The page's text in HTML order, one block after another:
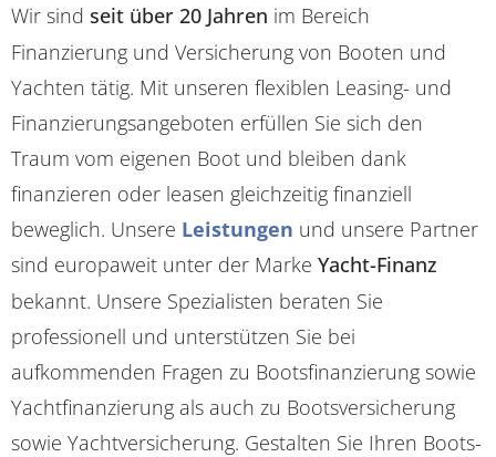
Wir sind seit über 20 Jahren im Bereich
Finanzierung und Versicherung von Booten und
Yachten tätig. Mit unseren flexiblen Leasing- und
Finanzierungsangeboten erfüllen Sie sich den
Traum vom eigenen Boot und bleiben dank
finanzieren oder leasen gleichzeitig finanziell
beweglich. Unsere Leistungen und unsere Partner
sind europaweit unter der Marke Yacht-Finanz
bekannt. Unsere Spezialisten beraten Sie
professionell und unterstützen Sie bei
aufkommenden Fragen zu Bootsfinanzierung sowie
Yachtfinanzierung als auch zu Bootsversicherung
sowie Yachtversicherung. Gestalten Sie Ihren Boots-